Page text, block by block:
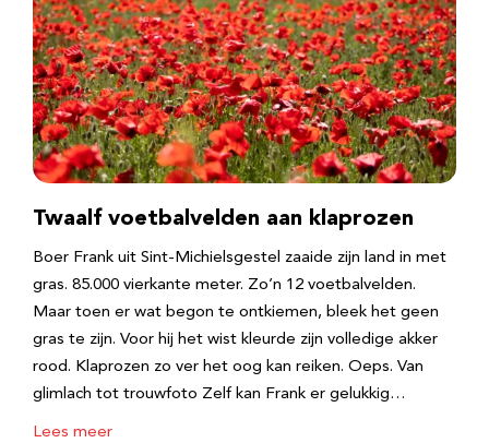
Twaalf voetbalvelden aan klaprozen
Boer Frank uit Sint-Michielsgestel zaaide zijn land in met
gras. 85.000 vierkante meter. Zo’n 12 voetbalvelden.
Maar toen er wat begon te ontkiemen, bleek het geen
gras te zijn. Voor hij het wist kleurde zijn volledige akker
rood. Klaprozen zo ver het oog kan reiken. Oeps. Van
glimlach tot trouwfoto Zelf kan Frank er gelukkig…
Lees meer